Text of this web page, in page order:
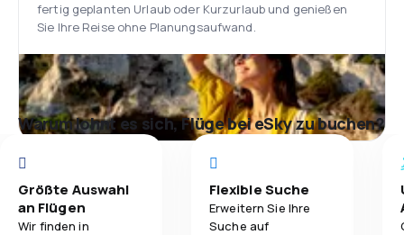
fertig geplanten Urlaub oder Kurzurlaub und genießen
Sie Ihre Reise ohne Planungsaufwand.
Warum lohnt es sich, Flüge bei eSky zu buchen?
Größte Auswahl
an Flügen
Wir finden in
Flexible Suche
Erweitern Sie Ihre
Suche auf